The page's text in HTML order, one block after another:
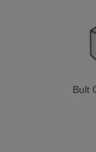
Bult